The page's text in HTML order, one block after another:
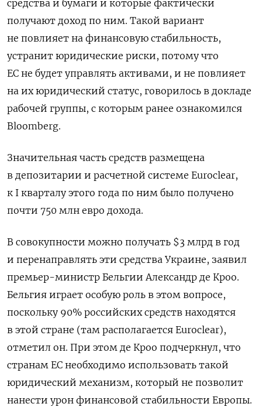
средства и бумаги и которые фактически
получают доход по ним. Такой вариант
не повлияет на финансовую стабильность,
устранит юридические риски, потому что
ЕС не будет управлять активами, и не повлияет
на их юридический статус, говорилось в докладе
рабочей группы, с которым ранее ознакомился
Bloomberg.
Значительная часть средств размещена
в депозитарии и расчетной системе Euroclear,
к I кварталу этого года по ним было получено
почти 750 млн евро дохода.
В совокупности можно получать $3 млрд в год
и перенаправлять эти средства Украине, заявил
премьер-министр Бельгии Александр де Кроо.
Бельгия играет особую роль в этом вопросе,
поскольку 90% российских средств находятся
в этой стране (там располагается Euroclear),
отметил он. При этом де Кроо подчеркнул, что
странам ЕС необходимо использовать такой
юридический механизм, который не позволит
нанести урон финансовой стабильности Европы.